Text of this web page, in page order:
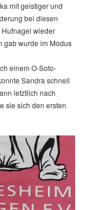
mit geistiger und
bei diesen
Hufnagel wieder
gab wurde im Modus
einem O-Soto-
Sandra schnell
letztlich nach
sie sich den ersten